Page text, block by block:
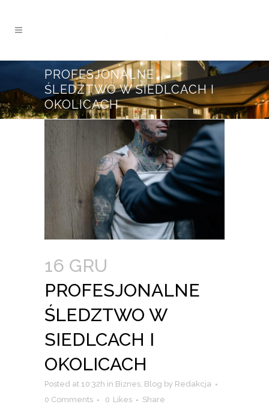
PROFESJONALNE
ŚLEDZTWO W SIEDLCACH I
OKOLICACH
16 GRU
PROFESJONALNE
ŚLEDZTWO W
SIEDLCACH I
OKOLICACH
Posted at 10:32h in Biznes, Blog by Redakcja
0 Comments
0 Likes Share